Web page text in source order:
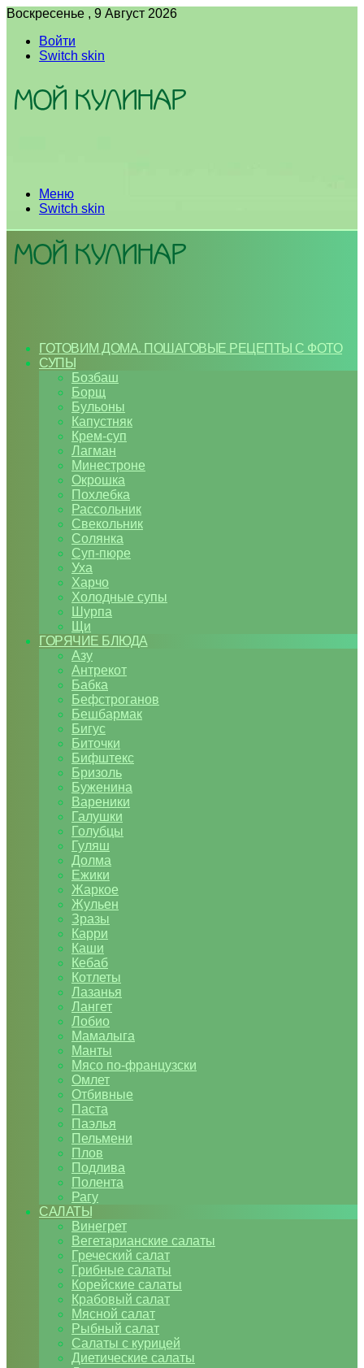
Воскресенье , 9 Август 2026
Войти
Switch skin
Меню
Switch skin
ГОТОВИМ ДОМА. ПОШАГОВЫЕ РЕЦЕПТЫ С ФОТО
СУПЫ
Бозбаш
Борщ
Бульоны
Капустняк
Крем-суп
Лагман
Минестроне
Окрошка
Похлебка
Рассольник
Свекольник
Солянка
Суп-пюре
Уха
Харчо
Холодные супы
Шурпа
Щи
ГОРЯЧИЕ БЛЮДА
Азу
Антрекот
Бабка
Бефстроганов
Бешбармак
Бигус
Биточки
Бифштекс
Бризоль
Буженина
Вареники
Галушки
Голубцы
Гуляш
Долма
Ежики
Жаркое
Жульен
Зразы
Карри
Каши
Кебаб
Котлеты
Лазанья
Лангет
Лобио
Мамалыга
Манты
Мясо по-французски
Омлет
Отбивные
Паста
Паэлья
Пельмени
Плов
Подлива
Полента
Рагу
САЛАТЫ
Винегрет
Вегетарианские салаты
Греческий салат
Грибные салаты
Корейские салаты
Крабовый салат
Мясной салат
Рыбный салат
Салаты с курицей
Диетические салаты